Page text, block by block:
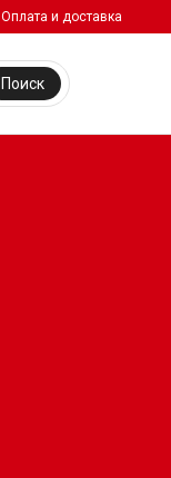
Оплата и доставка
Поиск